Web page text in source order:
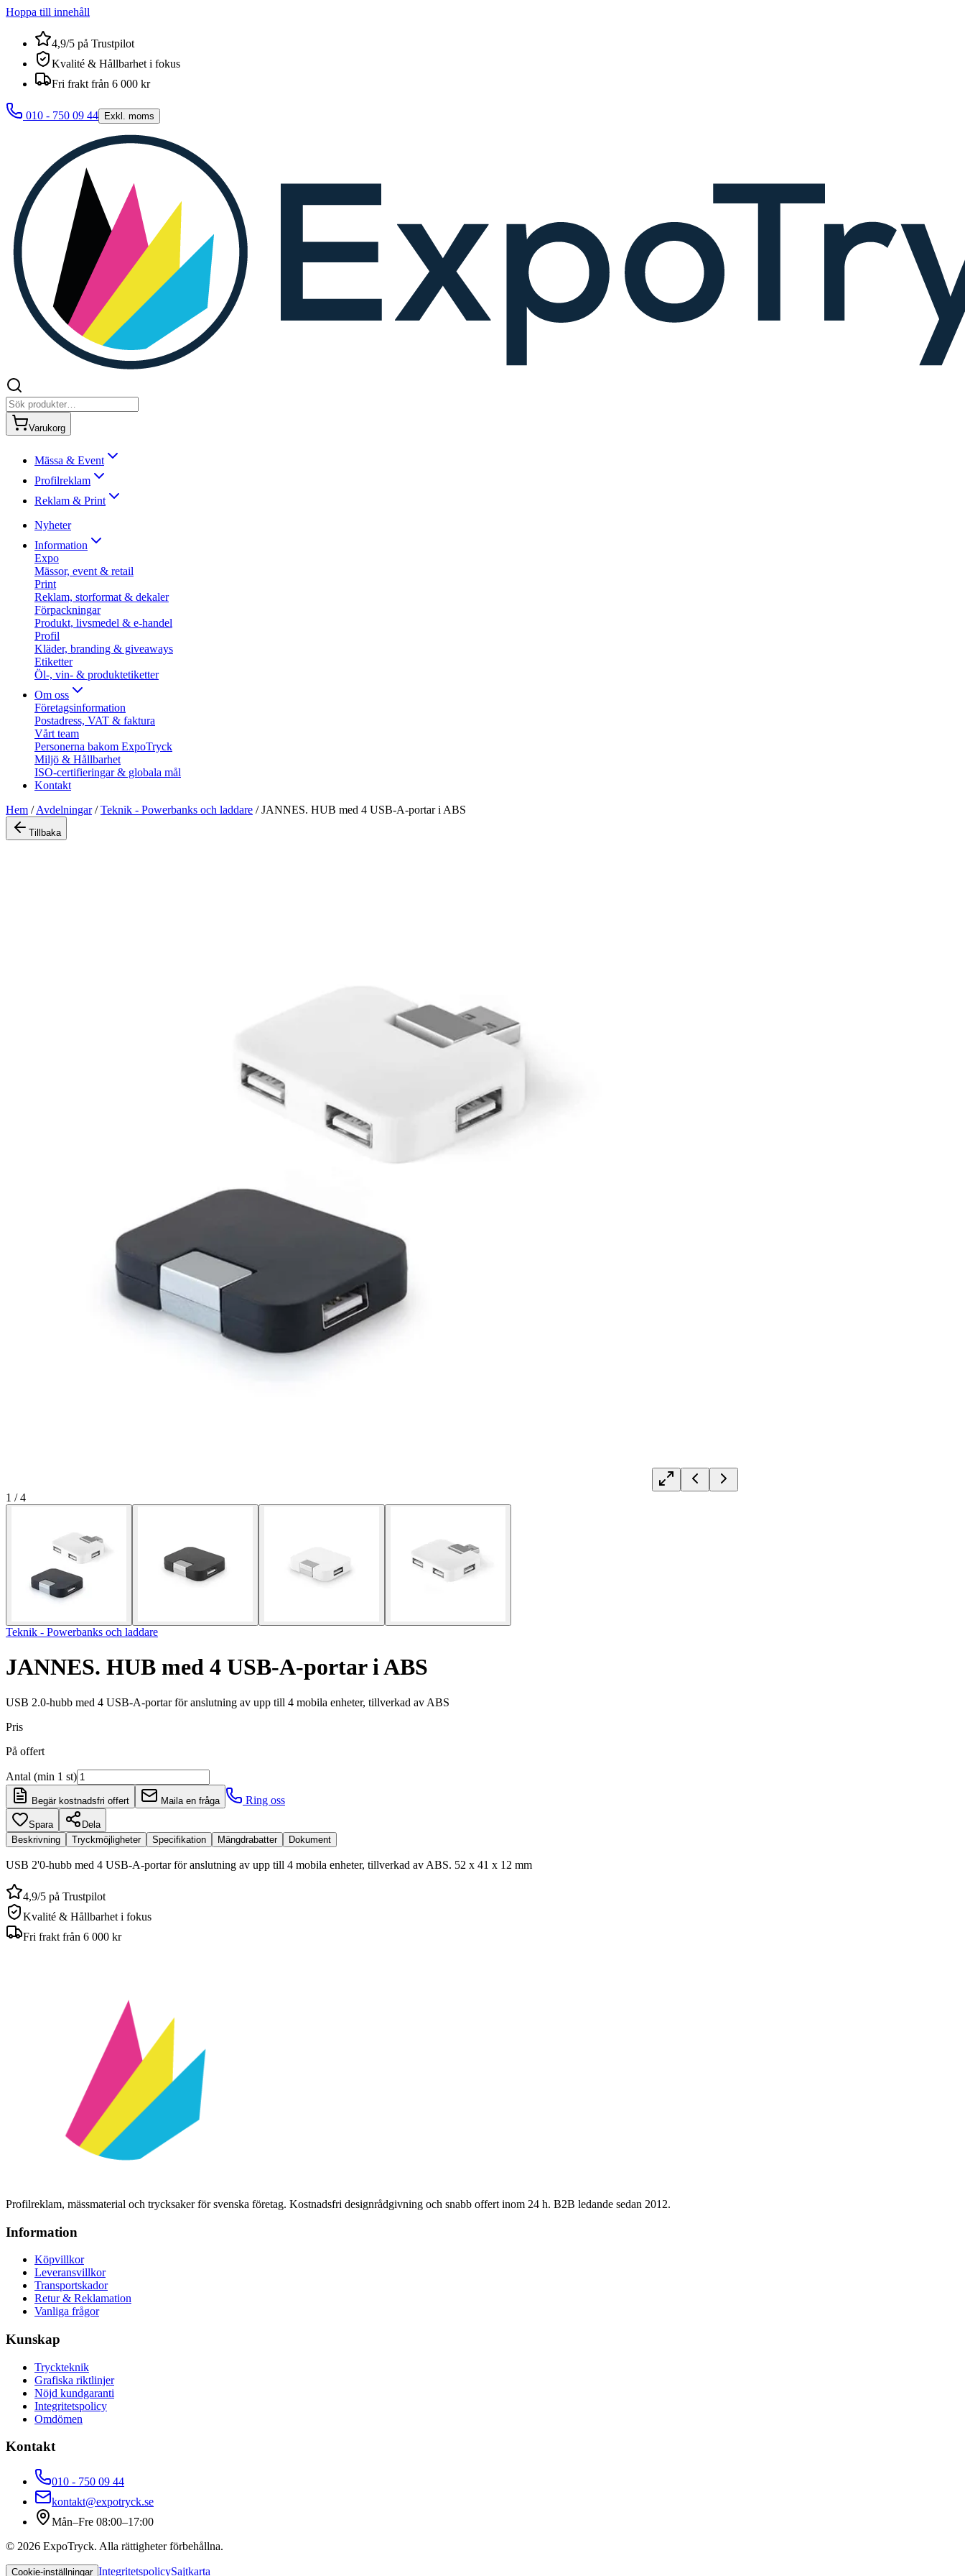
Hoppa till innehåll
4,9/5 på Trustpilot
Kvalité & Hållbarhet i fokus
Fri frakt från 6 000 kr
010 - 750 09 44 Exkl. moms
Varukorg
Mässa & Event
Profilreklam
Reklam & Print
Nyheter
Information
Expo
Mässor, event & retail
Print
Reklam, storformat & dekaler
Förpackningar
Produkt, livsmedel & e-handel
Profil
Kläder, branding & giveaways
Etiketter
Öl-, vin- & produktetiketter
Om oss
Företagsinformation
Postadress, VAT & faktura
Vårt team
Personerna bakom ExpoTryck
Miljö & Hållbarhet
ISO-certifieringar & globala mål
Kontakt
Hem /Avdelningar/Teknik - Powerbanks och laddare /JANNES. HUB med 4 USB-A-portar i ABS
Tillbaka
1 /4
Teknik - Powerbanks och laddare
JANNES. HUB med 4 USB-A-portar i ABS
USB 2.0-hubb med 4 USB-A-portar för anslutning av upp till 4 mobila enheter, tillverkad av ABS
Pris
På offert
Antal (min 1 st)
Begär kostnadsfri offert Maila en fråga Ring oss
Spara
Dela
Beskrivning
Tryckmöjligheter Specifikation Mängdrabatter Dokument
USB 2'0-hubb med 4 USB-A-portar för anslutning av upp till 4 mobila enheter, tillverkad av ABS. 52 x 41 x 12 mm
4,9/5 på Trustpilot
Kvalité & Hållbarhet i fokus
Fri frakt från 6 000 kr
Profilreklam, mässmaterial och trycksaker för svenska företag. Kostnadsfri designrådgivning och snabb offert inom 24 h. B2B ledande sedan 2012.
Information
Köpvillkor
Leveransvillkor
Transportskador
Retur & Reklamation
Vanliga frågor
Kunskap
Tryckteknik
Grafiska riktlinjer
Nöjd kundgaranti
Integritetspolicy
Omdömen
Kontakt
010 - 750 09 44
kontakt@expotryck.se
Mån–Fre 08:00–17:00
© 2026 ExpoTryck. Alla rättigheter förbehållna.
Cookie-inställningar IntegritetspolicySajtkarta